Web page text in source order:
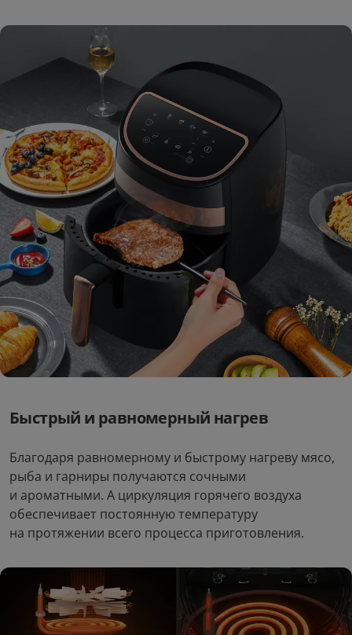
Быстрый и равномерный нагрев
Благодаря равномерному и быстрому нагреву мясо,
рыба и гарниры получаются сочными
и ароматными. А циркуляция горячего воздуха
обеспечивает постоянную температуру
на протяжении всего процесса приготовления.